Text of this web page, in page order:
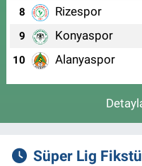
8 Rizespor
9 Konyaspor
10 Alanyaspor
Süper Lig